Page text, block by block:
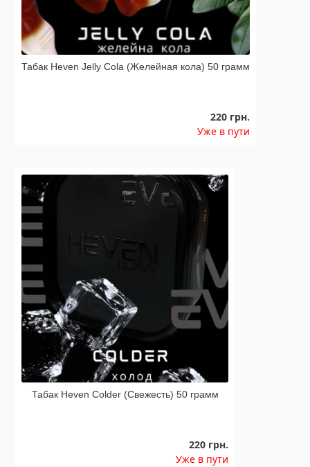
Табак Heven Jelly Cola (Желейная кола) 50 грамм
220 грн.
Уже в пути
Табак Heven Colder (Свежесть) 50 грамм
220 грн.
Уже в пути